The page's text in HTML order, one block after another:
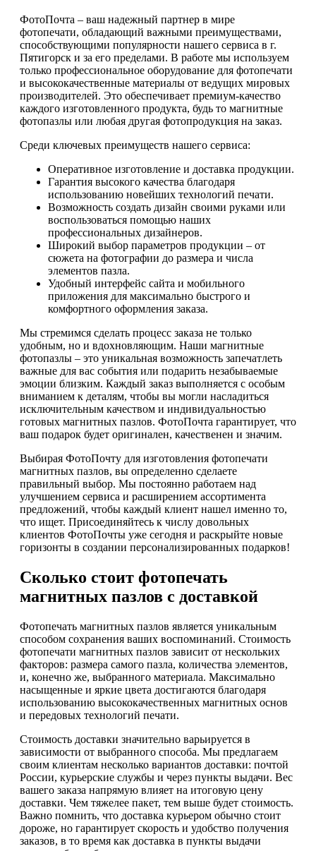
ФотоПочта – ваш надежный партнер в мире
фотопечати, обладающий важными преимуществами,
способствующими популярности нашего сервиса в г.
Пятигорск и за его пределами. В работе мы используем
только профессиональное оборудование для фотопечати
и высококачественные материалы от ведущих мировых
производителей. Это обеспечивает премиум-качество
каждого изготовленного продукта, будь то магнитные
фотопазлы или любая другая фотопродукция на заказ.
Среди ключевых преимуществ нашего сервиса:
Оперативное изготовление и доставка продукции.
Гарантия высокого качества благодаря
использованию новейших технологий печати.
Возможность создать дизайн своими руками или
воспользоваться помощью наших
профессиональных дизайнеров.
Широкий выбор параметров продукции – от
сюжета на фотографии до размера и числа
элементов пазла.
Удобный интерфейс сайта и мобильного
приложения для максимально быстрого и
комфортного оформления заказа.
Мы стремимся сделать процесс заказа не только
удобным, но и вдохновляющим. Наши магнитные
фотопазлы – это уникальная возможность запечатлеть
важные для вас события или подарить незабываемые
эмоции близким. Каждый заказ выполняется с особым
вниманием к деталям, чтобы вы могли насладиться
исключительным качеством и индивидуальностью
готовых магнитных пазлов. ФотоПочта гарантирует, что
ваш подарок будет оригинален, качественен и значим.
Выбирая ФотоПочту для изготовления фотопечати
магнитных пазлов, вы определенно сделаете
правильный выбор. Мы постоянно работаем над
улучшением сервиса и расширением ассортимента
предложений, чтобы каждый клиент нашел именно то,
что ищет. Присоединяйтесь к числу довольных
клиентов ФотоПочты уже сегодня и раскрыйте новые
горизонты в создании персонализированных подарков!
Сколько стоит фотопечать
магнитных пазлов с доставкой
Фотопечать магнитных пазлов является уникальным
способом сохранения ваших воспоминаний. Стоимость
фотопечати магнитных пазлов зависит от нескольких
факторов: размера самого пазла, количества элементов,
и, конечно же, выбранного материала. Максимально
насыщенные и яркие цвета достигаются благодаря
использованию высококачественных магнитных основ
и передовых технологий печати.
Стоимость доставки значительно варьируется в
зависимости от выбранного способа. Мы предлагаем
своим клиентам несколько вариантов доставки: почтой
России, курьерские службы и через пункты выдачи. Вес
вашего заказа напрямую влияет на итоговую цену
доставки. Чем тяжелее пакет, тем выше будет стоимость.
Важно помнить, что доставка курьером обычно стоит
дороже, но гарантирует скорость и удобство получения
заказов, в то время как доставка в пункты выдачи